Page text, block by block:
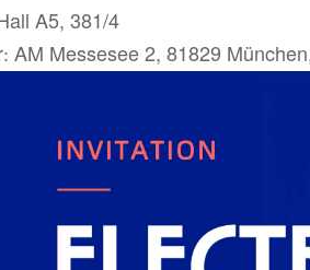
A5, 381/4
:AM Messesee 2, 81829